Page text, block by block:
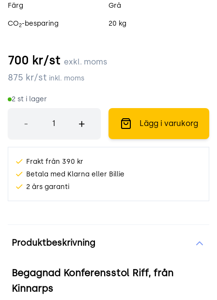
Färg Grå
CO2-besparing 20 kg
700 kr/st exkl. moms
875 kr/st inkl. moms
2 st i lager
- + Lägg i varukorg
Frakt från 390 kr
Betala med Klarna eller Billie
2 års garanti
Produktbeskrivning
Begagnad Konferensstol Riff, från
Kinnarps